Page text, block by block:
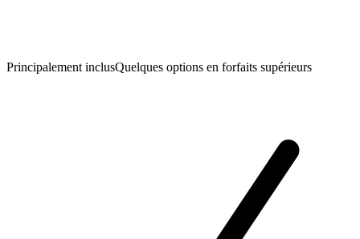
Principalement inclusQuelques options en forfaits supérieurs